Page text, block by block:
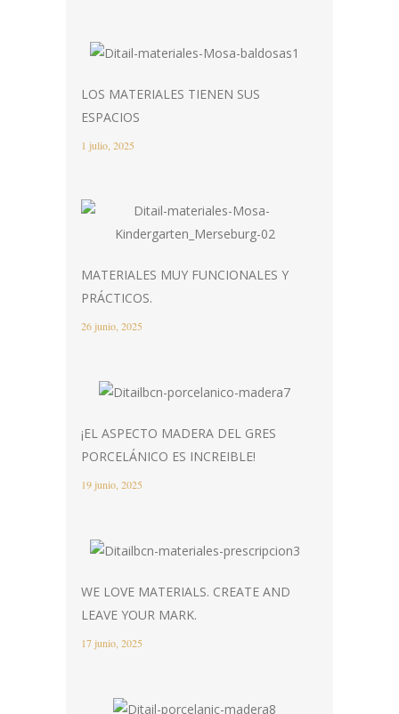
LOS MATERIALES TIENEN SUS
ESPACIOS
1 julio, 2025
MATERIALES MUY FUNCIONALES Y
PRÁCTICOS.
26 junio, 2025
¡EL ASPECTO MADERA DEL GRES
PORCELÁNICO ES INCREIBLE!
19 junio, 2025
WE LOVE MATERIALS. CREATE AND
LEAVE YOUR MARK.
17 junio, 2025